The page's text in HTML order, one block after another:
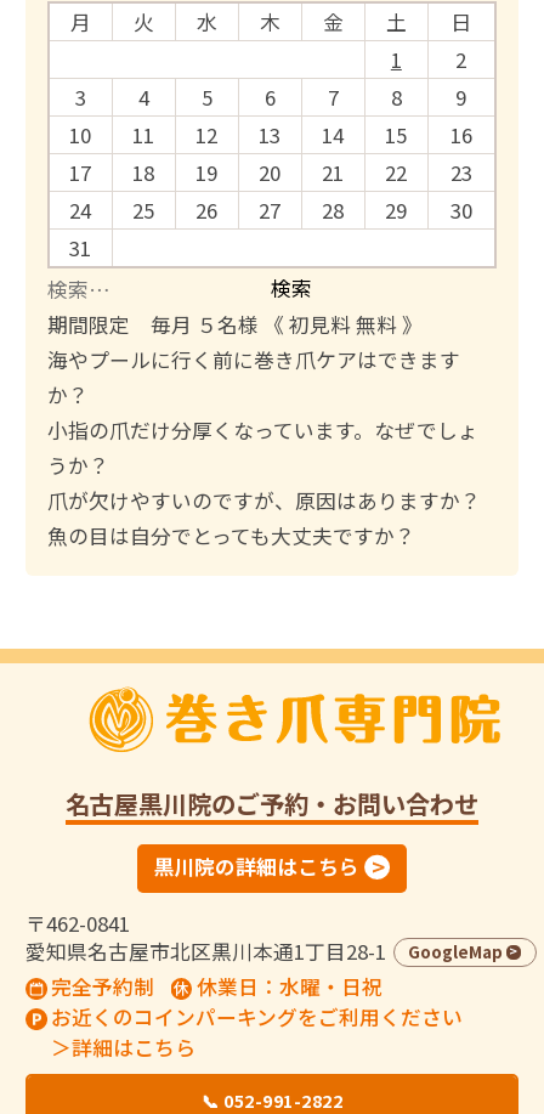
月
火 水 木 金 土
日
1
2
3
4 5 6 7 8
9
10
11 12 13 14 15
16
17
18 19 20 21 22
23
24
25 26 27 28 29
30
31
検
索
:
期間限定 毎月 ５名様 《 初見料 無料 》
海やプールに行く前に巻き爪ケアはできます
か？
小指の爪だけ分厚くなっています。なぜでしょ
うか？
爪が欠けやすいのですが、原因はありますか？
魚の目は自分でとっても大丈夫ですか？
名古屋黒川院のご予約・お問い合わせ
黒川院の詳細はこちら
〒462-0841
愛知県名古屋市北区黒川本通1丁目28-1
GoogleMap
完全予約制
休業日：水曜・日祝
お近くのコインパーキングをご利用ください
＞詳細はこちら
📞 052-991-2822